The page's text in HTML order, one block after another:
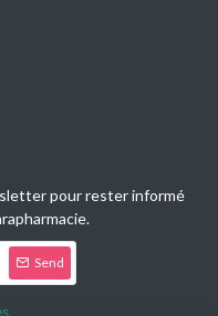
pour rester informé
Send